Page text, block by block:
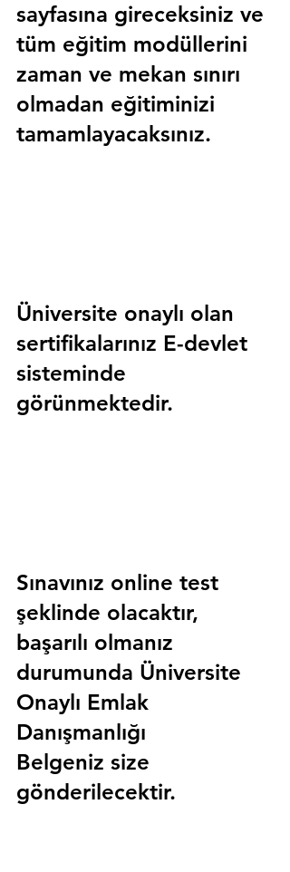
sayfasına gireceksiniz ve
tüm eğitim modüllerini
zaman ve mekan sınırı
olmadan eğitiminizi
tamamlayacaksınız.
Üniversite onaylı olan
sertifikalarınız E-devlet
sisteminde
görünmektedir.
Sınavınız online test
şeklinde olacaktır,
başarılı olmanız
durumunda Üniversite
Onaylı Emlak
Danışmanlığı
Belgeniz size
gönderilecektir.